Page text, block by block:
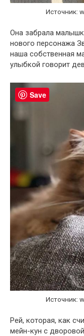
Источник:
Она забрала
нового персонажа
наша собственная
улыбкой говорит
Источник:
Рей, которая, как
мейн-кун с
Save